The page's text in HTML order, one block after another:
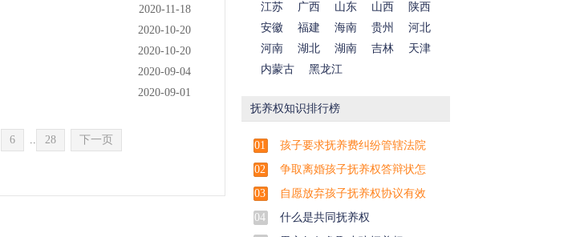
2020-11-18
2020-10-20
2020-10-20
2020-09-04
2020-09-01
6 .. 28 下一页
江苏
广西 山东 山西
陕西
安徽
福建 海南 贵州
河北
河南
湖北 湖南 吉林
天津
内蒙古
黑龙江
抚养权知识排行榜
01
孩子要求抚养费纠纷管辖法院
02
争取离婚孩子抚养权答辩状怎
03
自愿放弃孩子抚养权协议有效
04
什么是共同抚养权